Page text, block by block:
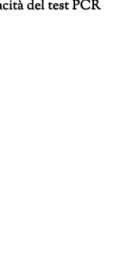
del test PCR